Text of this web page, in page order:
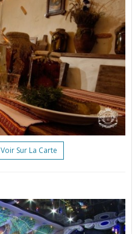
Voir Sur La Carte